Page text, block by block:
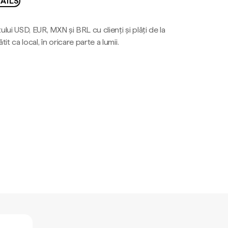
USD, EUR, MXN și BRL cu clienți și plăți de la
ca local, în oricare parte a lumii.